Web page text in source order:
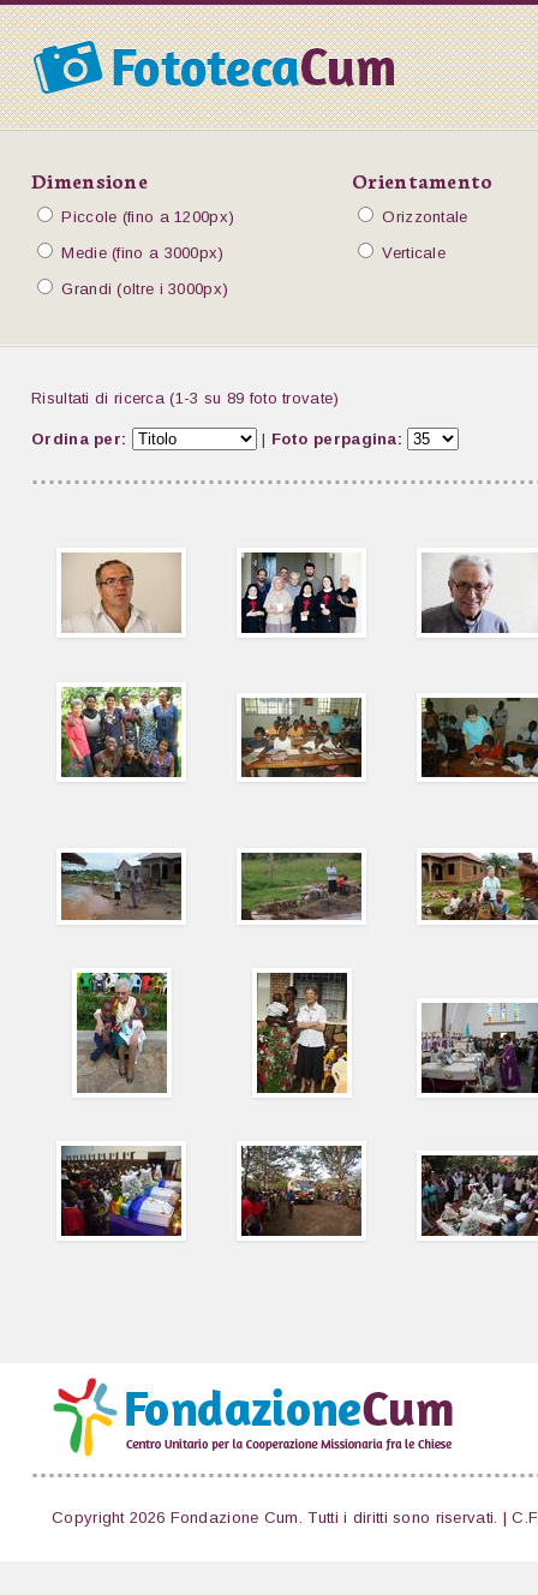
Dimensione Orientamento
Piccole (fino a 1200px)
Orizzontale
Medie (fino a 3000px)
Verticale
Grandi (oltre i 3000px)
Risultati di ricerca (1-3 su 89 foto trovate)
Ordina per: | Foto perpagina:
Copyright 2026 Fondazione Cum. Tutti i diritti sono riservati. |